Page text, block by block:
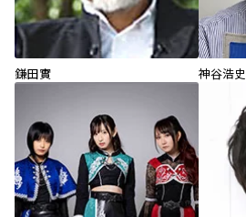
鎌田實 神谷浩史